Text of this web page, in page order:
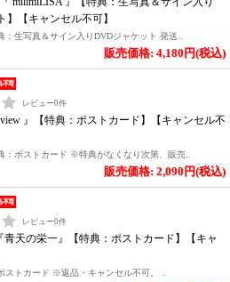
】【キャンセル不可】
：生写真＆サイン入りDVDジャケット 発送..
販売価格: 4,180円(税込)
レビュー0件
』【特典：ポストカード】【キャンセル不
：ポストカード ※特典がなくなり次第、販売..
販売価格: 2,090円(税込)
レビュー0件
青天の栄一』【特典：ポストカード】【キャ
ストカード ※返品・キャンセル不可。 ..